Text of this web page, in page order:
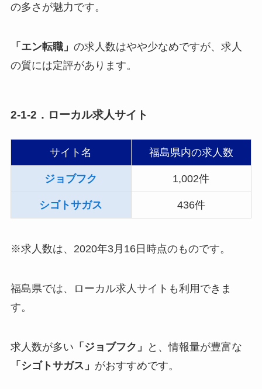
の多さが魅力です。
「エン転職」 の求人数はやや少なめですが、求人
の質には定評があります。
2-1-2．ローカル求人サイト
サイト名 福島県内の求人数
ジョブフク 1,002件
シゴトサガス 436件
※求人数は、2020年3月16日時点のものです。
福島県では、ローカル求人サイトも利用できま
す。
求人数が多い 「ジョブフク」
と、情報量が豊富な
「シゴトサガス」 がおすすめです。